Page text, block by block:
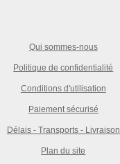
Qui sommes-nous
Politique de confidentialité
Conditions d'utilisation
Paiement sécurisé
Délais - Transports - Livraison
Plan du site